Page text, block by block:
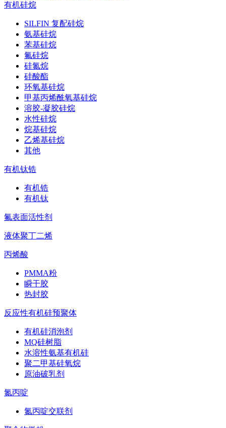
有机硅烷
SILFIN 复配硅烷
氨基硅烷
苯基硅烷
氟硅烷
硅氮烷
硅酸酯
环氧基硅烷
甲基丙烯酰氧基硅烷
溶胶-凝胶硅烷
水性硅烷
烷基硅烷
乙烯基硅烷
其他
有机钛锆
有机锆
有机钛
氟表面活性剂
液体聚丁二烯
丙烯酸
PMMA粉
瞬干胶
热封胶
反应性有机硅预聚体
有机硅消泡剂
MQ硅树脂
水溶性氨基有机硅
聚二甲基硅氧烷
原油破乳剂
氮丙啶
氮丙啶交联剂